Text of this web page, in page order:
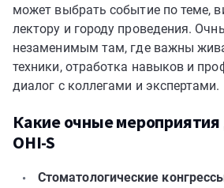
может выбрать событие по теме,
лектору и городу проведения.
незаменимым там, где важны
техники, отработка навыков и
диалог с коллегами и экспертами.
Какие очные
OHI-S
Стоматологические